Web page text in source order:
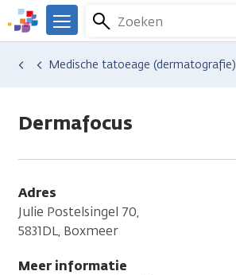
Overslaan
en
naar
We
er
Kanker.nl
Zoeken
Menu
Hulp en ondersteuning
Vind hulp bij kanker
Uiterlijke veranderingen
Huidproblemen
Medische tatoeage (dermatografie)
Dermafocus
Adres
Julie Postelsingel 70,
5831DL, Boxmeer
Meer informatie